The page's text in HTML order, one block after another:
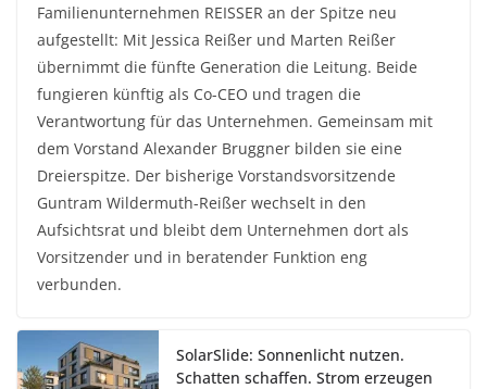
Familienunternehmen REISSER an der Spitze neu
aufgestellt: Mit Jessica Reißer und Marten Reißer
übernimmt die fünfte Generation die Leitung. Beide
fungieren künftig als Co-CEO und tragen die
Verantwortung für das Unternehmen. Gemeinsam mit
dem Vorstand Alexander Bruggner bilden sie eine
Dreierspitze. Der bisherige Vorstandsvorsitzende
Guntram Wildermuth-Reißer wechselt in den
Aufsichtsrat und bleibt dem Unternehmen dort als
Vorsitzender und in beratender Funktion eng
verbunden.
SolarSlide: Sonnenlicht nutzen.
Schatten schaffen. Strom erzeugen